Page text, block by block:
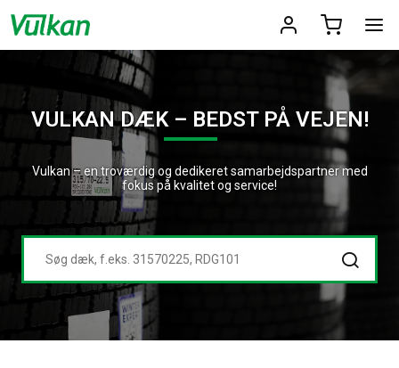
VULKAN DÆK – BEDST PÅ VEJEN!
Vulkan – en troværdig og dedikeret samarbejdspartner med
fokus på kvalitet og service!